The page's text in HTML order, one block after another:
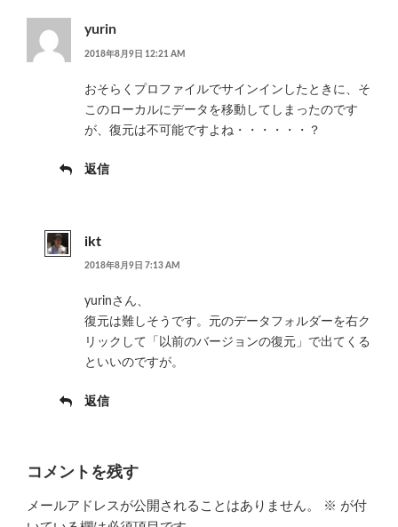
yurin
2018年8月9日 12:21 AM
おそらくプロファイルでサインインしたときに、そ
このローカルにデータを移動してしまったのです
が、復元は不可能ですよね・・・・・・？
返信
ikt
2018年8月9日 7:13 AM
yurinさん、
復元は難しそうです。元のデータフォルダーを右ク
リックして「以前のバージョンの復元」で出てくる
といいのですが。
返信
コメントを残す
メールアドレスが公開されることはありません。 ※ が付